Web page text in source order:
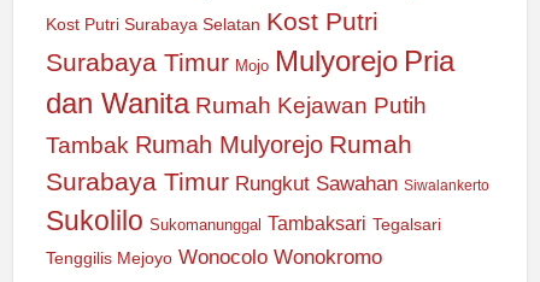
Kost Putri Surabaya Selatan Kost Putri
Surabaya Timur Mojo Mulyorejo Pria
dan Wanita Rumah Kejawan Putih
Tambak Rumah Mulyorejo Rumah
Surabaya Timur Rungkut Sawahan Siwalankerto
Sukolilo Sukomanunggal Tambaksari Tegalsari
Tenggilis Mejoyo Wonocolo Wonokromo